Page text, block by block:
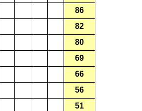
86
82
80
69
66
56
51